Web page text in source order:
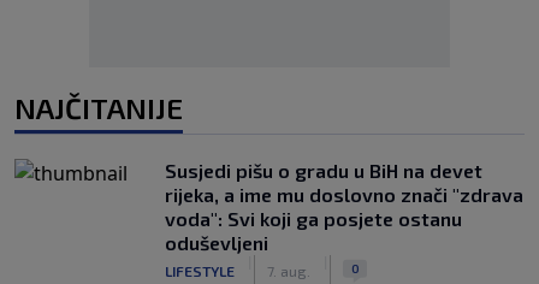
NAJČITANIJE
Susjedi pišu o gradu u BiH na devet
rijeka, a ime mu doslovno znači "zdrava
voda": Svi koji ga posjete ostanu
oduševljeni
LIFESTYLE 7. aug. 0